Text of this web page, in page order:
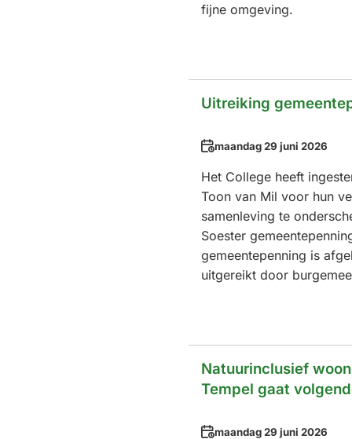
fijne omgeving.
Uitreiking
Datum
maandag 29 juni 2026
Het College heeft
Toon van Mil voor hun
samenleving te
Soester
gemeentepenning is
uitgereikt door
Natuurinclusief
Tempel gaat
Datum
maandag 29 juni 2026